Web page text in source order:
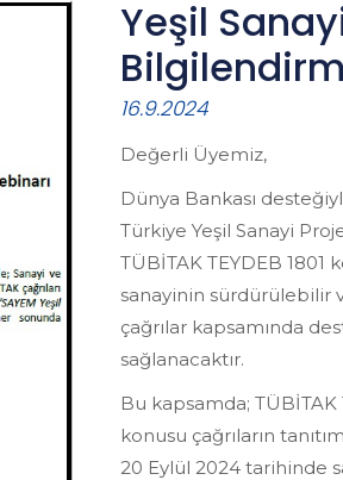
Yeşil
16.9.2024
Değerli Üyemiz,
Dünya Bankası
Türkiye Yeşil Sanayi
TÜBİTAK TEYDEB
sanayinin sürdürülebilir
çağrılar kapsamında
sağlanacaktır.
Bu kapsamda;
konusu çağrıların
20 Eylül 2024 tarihinde